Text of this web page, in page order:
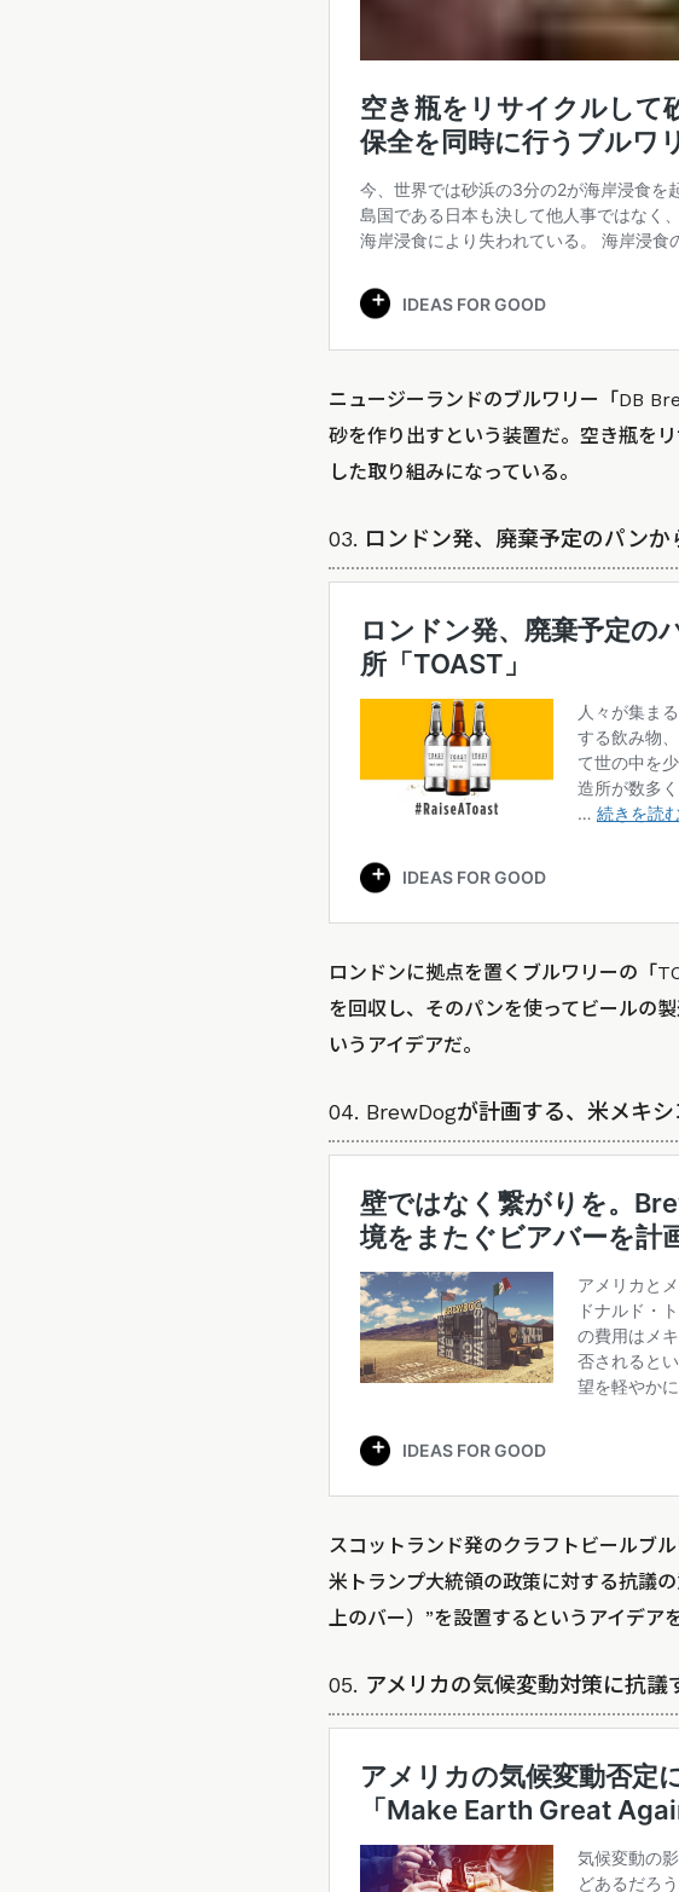
ニュージーランドのブルワリー「DB
砂を作り出すという装置だ。空き瓶を
した取り組みになっている。
03. ロンドン発、廃棄予定のパンか
ロンドンに拠点を置くブルワリーの「
を回収し、そのパンを使ってビールの
いうアイデアだ。
04. BrewDogが計画する、米メキ
スコットランド発のクラフトビールブ
米トランプ大統領の政策に対する抗議
上のバー）”を設置するというアイデア
05. アメリカの気候変動対策に抗